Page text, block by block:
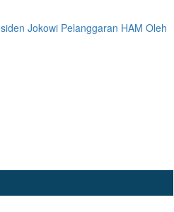
Jokowi Pelanggaran HAM Oleh